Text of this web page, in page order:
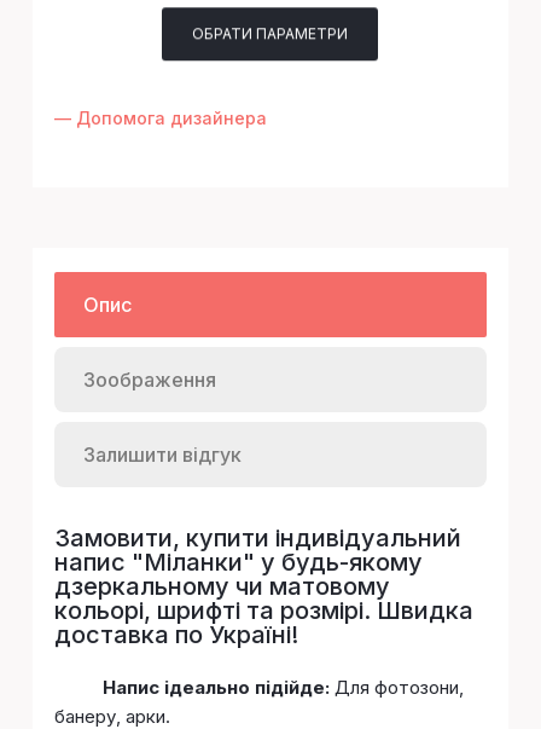
ОБРАТИ ПАРАМЕТРИ
— Допомога дизайнера
Опис
Зоображення
Залишити відгук
Замовити, купити індивідуальний
напис "Міланки" у будь-якому
дзеркальному чи матовому
кольорі, шрифті та розмірі. Швидка
доставка по Україні!
Напис ідеально підійде:Для фотозони,
банеру, арки.